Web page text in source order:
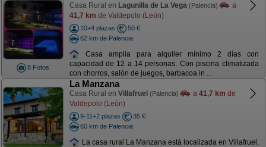
8 Fotos
Casa Rural en Lagunilla de La Vega (Palencia)
a
41,7 km de Valdepolo (León)
10+4 plazas
50 €
62 km de Palencia
Casa amplia para alquiler mínimo 2 días con
capacidad de 12 a 14 personas. Con piscina climatizada
con chorros, salón de juegos, barbacoa in ...
La Manzana
Casa Rural en Villafruel (Palencia) a 41,7 km de
Valdepolo (León)
9-11+2 plazas
35 €
60 km de Palencia
La casa rural La Manzana está localizada en Villafruel,